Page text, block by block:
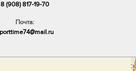
8 (908) 817-19-70
Почта: